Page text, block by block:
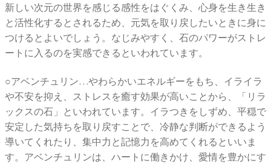
新しい次元の世界を感じる感性をはぐくみ、心身を生き生き
と活性化するとされるため、元気を取り戻したいときに身に
つけるとよいでしょう。なじみやすく、石のパワーがストレ
ートに入るのを実感できるといわれています。
○アベンチュリン…やわらかいエネルギーをもち、イライラ
や不安を抑え、ストレスを癒す効果が高いことから、「リラ
ックスの石」といわれています。イラつきをしずめ、平穏で
安定した気持ちを取り戻すことで、冷静な判断ができるよう
導いてくれたり、集中力と記憶力を高めてくれるといいま
す。アベンチュリンは、ハートに働きかけ、愛情を豊かにす